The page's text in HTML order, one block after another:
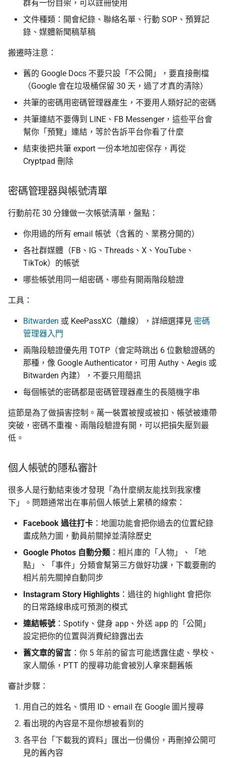
群有一份自架，可以註冊使用
文件種類：開會紀錄、聯絡名單、行動 SOP、預算記
錄、媒體新聞稿草稿
搬遷時注意：
舊的 Google Docs 不要只設「不公開」，要直接刪檔
（Google 會在垃圾桶保留 30 天，過了才真的清除）
共筆的密碼用密碼管理器產生，不要用人類好記的密碼
共筆連結不要傳到 LINE、FB Messenger，這些平台會
幫你「預覽」連結，等於告訴平台你看了什麼
結束後把共筆 export 一份本地加密保存，再從
Cryptpad 刪除
密碼管理器與帳號清單
行動前花 30 分鐘做一次帳號清單，盤點：
你用過的所有 email 帳號（含舊的、業務分開的）
各社群媒體（FB、IG、Threads、X、YouTube、
TikTok）的帳號
哪些帳號用同一組密碼、哪些有開兩階段驗證
工具：
Bitwarden 或 KeePassXC（離線），詳細選擇見 密碼
管理器入門
兩階段驗證優先用 TOTP（會定時跳出 6 位數驗證碼的
那種，像 Google Authenticator，可用 Authy、Aegis 或
Bitwarden 內建），不要只用簡訊
每個帳號的密碼都是密碼管理器產生的長隨機字串
這節是為了做損害控制。萬一裝置被搜或被扣、帳號被連帶
突破，密碼不重複、兩階段驗證有開，可以把損失壓到最
低。
個人帳號的隱私審計
很多人是行動結束後才發現「為什麼網友能找到我家樓
下」。問題通常出在事前個人帳號上累積的線索：
Facebook 過往打卡 ：地圖功能會把你過去的位置紀錄
畫成熱力圖，動員前關掉並清除歷史
Google Photos 自動分類 ：相片庫的「人物」、「地
點」、「事件」分類會幫第三方做好功課，下載要刪的
相片前先關掉自動同步
Instagram Story Highlights ：過往的 highlight 會把你
的日常路線串成可預測的模式
連結帳號 ：Spotify、健身 app、外送 app 的「公開」
設定把你的位置與消費紀錄露出去
舊文章的留言 ：你 5 年前的留言可能透露住處、學校、
家人關係，PTT 的搜尋功能會被別人拿來翻舊帳
審計步驟：
用自己的姓名、慣用 ID、email 在 Google 圖片搜尋
看出現的內容是不是你想被看到的
各平台「下載我的資料」匯出一份備份，再刪掉公開可
見的舊內容